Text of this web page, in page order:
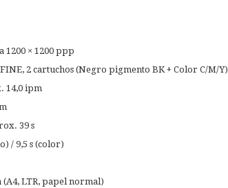
1200 × 1200 ppp
2 cartuchos (Negro pigmento BK + Color C/M/Y)
14,0 ipm
39 s
/ 9,5 s (color)
LTR, papel normal)